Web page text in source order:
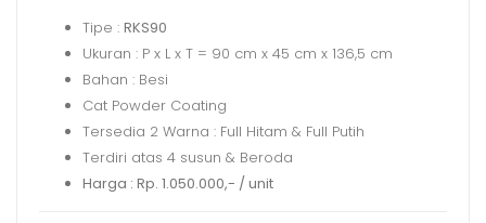
Tipe : RKS90
Ukuran : P x L x T = 90 cm x 45 cm x 136,5 cm
Bahan : Besi
Cat Powder Coating
Tersedia 2 Warna : Full Hitam & Full Putih
Terdiri atas 4 susun & Beroda
Harga : Rp. 1.050.000,- / unit